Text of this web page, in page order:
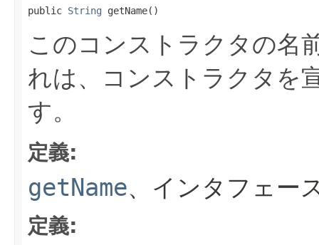
public String getName()
このコンストラクタの名
れは、コンストラクタを
す。
定義:
getName、インタフェー
定義: